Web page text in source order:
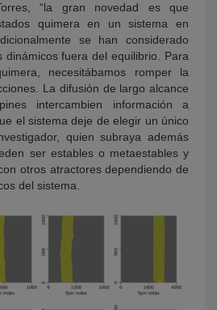
“la gran novedad es que
quimera en un sistema en
se han considerado
dinámicos fuera del equilibrio. Para
necesitábamos romper la
La difusión de largo alcance
intercambien información a
el sistema deje de elegir un único
quien subraya además
ser estables o metaestables y
otros atractores dependiendo de
del sistema.